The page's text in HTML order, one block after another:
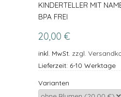
KINDERTELLER MIT
BPA FREI
20,00 €
inkl. MwSt. zzgl.
Lieferzeit: 6-10 Werktage
Varianten